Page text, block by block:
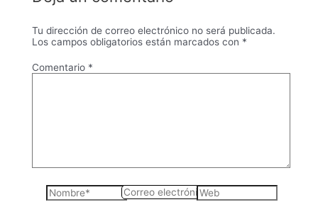
Tu dirección de correo electrónico no será publicada.
Los campos obligatorios están marcados con *
Comentario *
Nombre*
Correo
electrónico*
Web